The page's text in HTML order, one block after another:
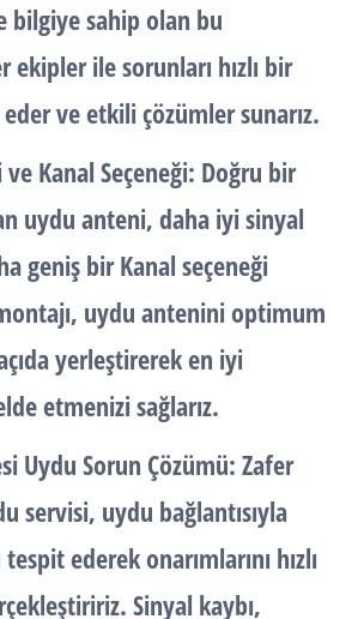
bilgiye sahip olan bu
ekipler ile sorunları hızlı bir
ve etkili çözümler sunarız.
Kanal Seçeneği: Doğru bir
uydu anteni, daha iyi sinyal
geniş bir Kanal seçeneği
uydu antenini optimum
yerleştirerek en iyi
etmenizi sağlarız.
Uydu Sorun Çözümü: Zafer
servisi, uydu bağlantısıyla
ederek onarımlarını hızlı
Sinyal kaybı,